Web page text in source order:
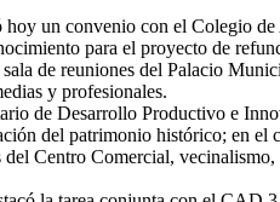
un convenio con el Colegio
para el proyecto de
de reuniones del Palacio
y profesionales.
de Desarrollo Productivo e
del patrimonio histórico; en
del Centro Comercial,